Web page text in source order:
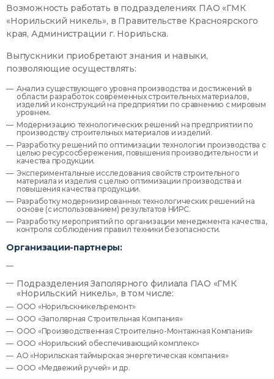
Возможность работать в подразделениях ПАО «ГМК
«Норильский никель», в Правительстве Красноярского
края, Администрации г. Норильска.
Выпускники приобретают знания и навыки,
позволяющие осуществлять:
Анализ существующего уровня производства и достижений в
области разработок современных строительных материалов,
изделий и конструкций на предприятии по сравнению с мировым
уровнем.
Модернизацию технологических решений на предприятии по
производству строительных материалов и изделий.
Разработку решений по оптимизации технологии производства с
целью ресурсосбережения, повышения производительности и
качества продукции.
Экспериментальные исследования свойств строительного
материала и изделия с целью оптимизации производства и
повышения качества продукции.
Разработку модернизированных технологических решений на
основе (с использованием) результатов НИРС.
Разработку мероприятий по организации менеджмента качества,
контроля соблюдения правил техники безопасности.
Организации-партнеры:
Подразделения Заполярного филиала ПАО «ГМК
«Норильский никель», в том числе:
ООО «Норильскникельремонт»
ООО «Заполярная Строительная Компания»
ООО «Производственная Строительно-Монтажная Компания»
ООО «Норильский обеспечивающий комплекс»
АО «Норильская таймырская энергетическая компания»
ООО «Медвежий ручей» и др.